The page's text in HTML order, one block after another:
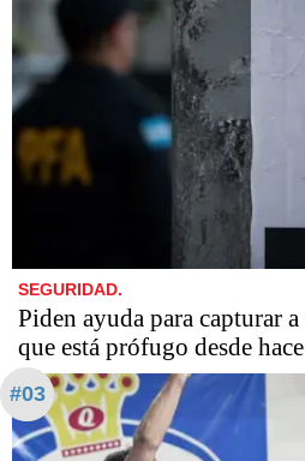
SEGURIDAD.
Piden ayuda para capturar
que está prófugo desde
#03